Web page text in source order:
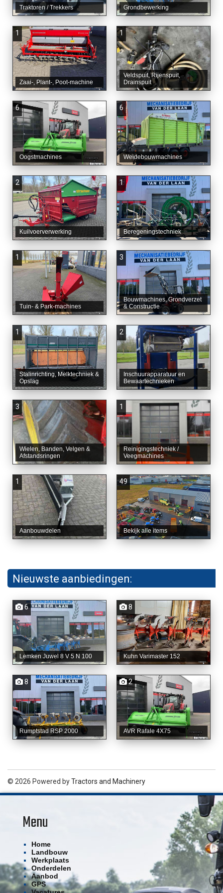
Traktoren / Trekkers Grondbewerking
1
Zaai-, Plant-, Poot-machine
1
Veldspuit, Rijenspuit,
Drainspuit
6
Oogstmachines
6
Weidebouwmachines
2
Kuilvoerverwerking
1
Beregeningstechniek
1
Tuin- & Park-machines
3
Bouwmachines, Grondverzet
& Constructie
1
Stalinrichting, Melktechniek &
Opslag
2
Inschuurapparatuur en
Bewaartechnieken
3
Wielen, Banden, Velgen &
Afstandsringen
1
Reinigingstechniek /
Veegmachines
1
Aanbouwdelen
49
Bekijk alle items
Nieuwste aanbiedingen:
6
Lemken Juwel 8 V 5 N 100
8
Kuhn Varimaster 152
8
Rumptstad RSP 2000
2
AVR Rafale 4X75
© 2026 Powered byTractors and Machinery
Menu
Home
Landbouw
Werkplaats
Onderdelen
Aanbod
GPS